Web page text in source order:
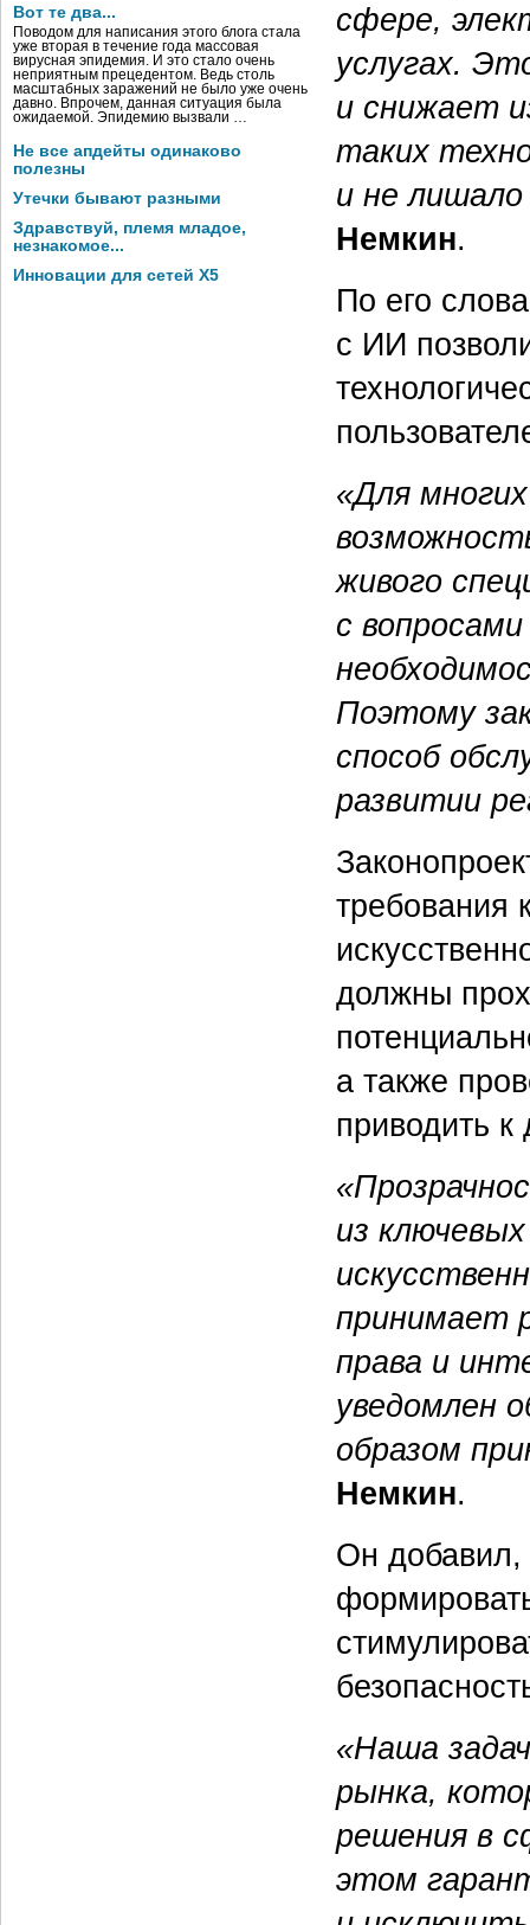
Вот те два...
Поводом для написания этого блога стала
уже вторая в течение года массовая
вирусная эпидемия. И это стало очень
неприятным прецедентом. Ведь столь
масштабных заражений не было уже очень
давно. Впрочем, данная ситуация была
ожидаемой. Эпидемию вызвали …
Не все апдейты одинаково
полезны
Утечки бывают разными
Здравствуй, племя младое,
незнакомое...
Инновации для сетей X5
сфере,
услугах.
и снижает
таких
и не
Немкин.
По его
с ИИ
«Для
живого
с
Поэтому
способ
развитии
требования
должны
а также
приводить к
из
принимает
права и
уведомлен
образом
Немкин.
Он добавил,
«Наша
рынка,
решения в
этом